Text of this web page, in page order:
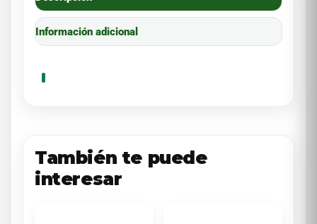
Información adicional
También te puede
interesar